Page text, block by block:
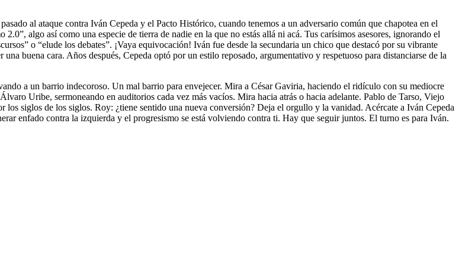
al ataque contra Iván Cepeda y el Pacto Histórico, cuando tenemos a un adversario común que chapotea en el
algo así como una especie de tierra de nadie en la que no estás allá ni acá. Tus carísimos asesores, ignorando el
o “elude los debates”. ¡Vaya equivocación! Iván fue desde la secundaria un chico que destacó por su vibrante
buena cara. Años después, Cepeda optó por un estilo reposado, argumentativo y respetuoso para distanciarse de la
a un barrio indecoroso. Un mal barrio para envejecer. Mira a César Gaviria, haciendo el ridículo con su mediocre
Uribe, sermoneando en auditorios cada vez más vacíos. Mira hacia atrás o hacia adelante. Pablo de Tarso, Viejo
siglos de los siglos. Roy: ¿tiene sentido una nueva conversión? Deja el orgullo y la vanidad. Acércate a Iván Cepeda
enfado contra la izquierda y el progresismo se está volviendo contra ti. Hay que seguir juntos. El turno es para Iván.